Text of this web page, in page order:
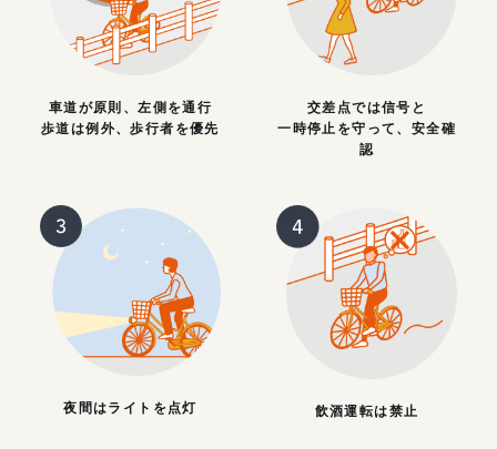
車道が原則、左側を通行
歩道は例外、歩行者を優先
交差点では信号と
一時停止を守って、安全確
認
夜間はライトを点灯 飲酒運転は禁止